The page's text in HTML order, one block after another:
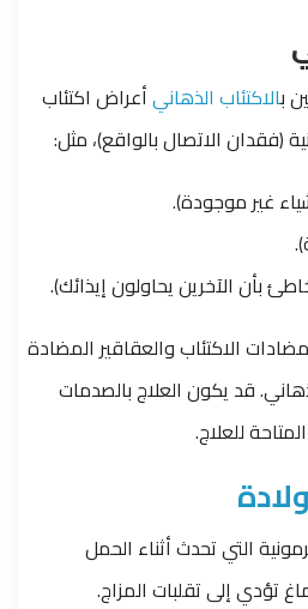
بالاكتئاب الذهانيأعراض اكتئاب
(فقدان الاتصال بالواقع)، مثل:
غير موجودة).
بأن الآخرين يحاولون إيذائك).
الاكتئاب والعقاقير المضادة
قد يكون العلاج بالصدمات
للعلاج.
التي تحدث أثناء الحمل
تؤدي إلى تقلبات المزاج.